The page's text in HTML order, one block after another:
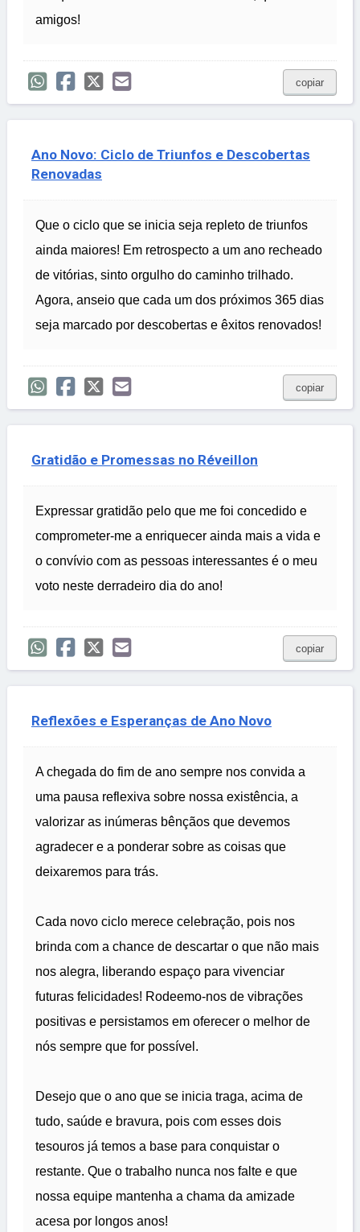
amigos!
copiar
Ano Novo: Ciclo de Triunfos e Descobertas
Renovadas
Que o ciclo que se inicia seja repleto de triunfos
ainda maiores! Em retrospecto a um ano recheado
de vitórias, sinto orgulho do caminho trilhado.
Agora, anseio que cada um dos próximos 365 dias
seja marcado por descobertas e êxitos renovados!
copiar
Gratidão e Promessas no Réveillon
Expressar gratidão pelo que me foi concedido e
comprometer-me a enriquecer ainda mais a vida e
o convívio com as pessoas interessantes é o meu
voto neste derradeiro dia do ano!
copiar
Reflexões e Esperanças de Ano Novo
A chegada do fim de ano sempre nos convida a
uma pausa reflexiva sobre nossa existência, a
valorizar as inúmeras bênçãos que devemos
agradecer e a ponderar sobre as coisas que
deixaremos para trás.
Cada novo ciclo merece celebração, pois nos
brinda com a chance de descartar o que não mais
nos alegra, liberando espaço para vivenciar
futuras felicidades! Rodeemo-nos de vibrações
positivas e persistamos em oferecer o melhor de
nós sempre que for possível.
Desejo que o ano que se inicia traga, acima de
tudo, saúde e bravura, pois com esses dois
tesouros já temos a base para conquistar o
restante. Que o trabalho nunca nos falte e que
nossa equipe mantenha a chama da amizade
acesa por longos anos!